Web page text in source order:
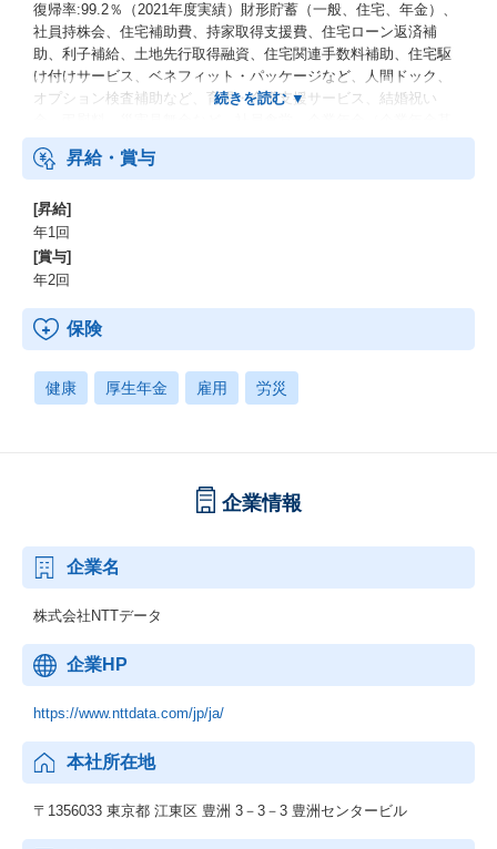
復帰率:99.2％（2021年度実績）財形貯蓄（一般、住宅、年金）、
社員持株会、住宅補助費、持家取得支援費、住宅ローン返済補
助、利子補給、土地先行取得融資、住宅関連手数料補助、住宅駆
け付けサービス、ベネフィット・パッケージなど、人間ドック、
オプション検査補助など、育児・介護支援サービス、結婚祝い
金、確定拠出年金）、電気通信共済会(個人年金、遺児育英基金)
昇給・賞与
[昇給]
年1回
[賞与]
年2回
保険
健康 厚生年金 雇用 労災
企業情報
企業名
株式会社NTTデータ
企業HP
https://www.nttdata.com/jp/ja/
本社所在地
〒1356033 東京都 江東区 豊洲 3－3－3 豊洲センタービル